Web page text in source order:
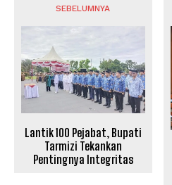
SEBELUMNYA
Lantik 100 Pejabat, Bupati
Tarmizi Tekankan
Pentingnya Integritas